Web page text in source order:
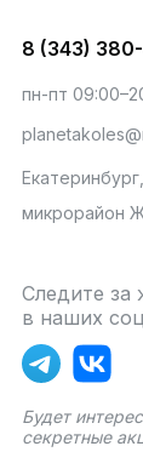
8 (343)
пн-пт
микрорайон
Следите за
в наших
Будет
секретные